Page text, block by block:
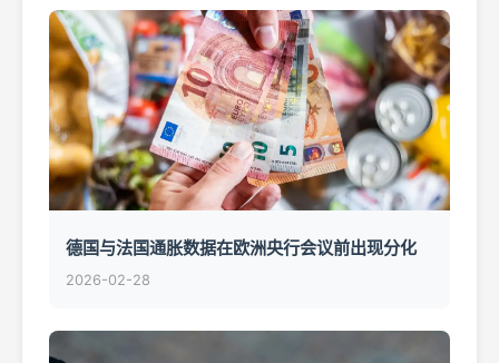
德国与法国通胀数据在欧洲央行会议前出现分化
2026-02-28